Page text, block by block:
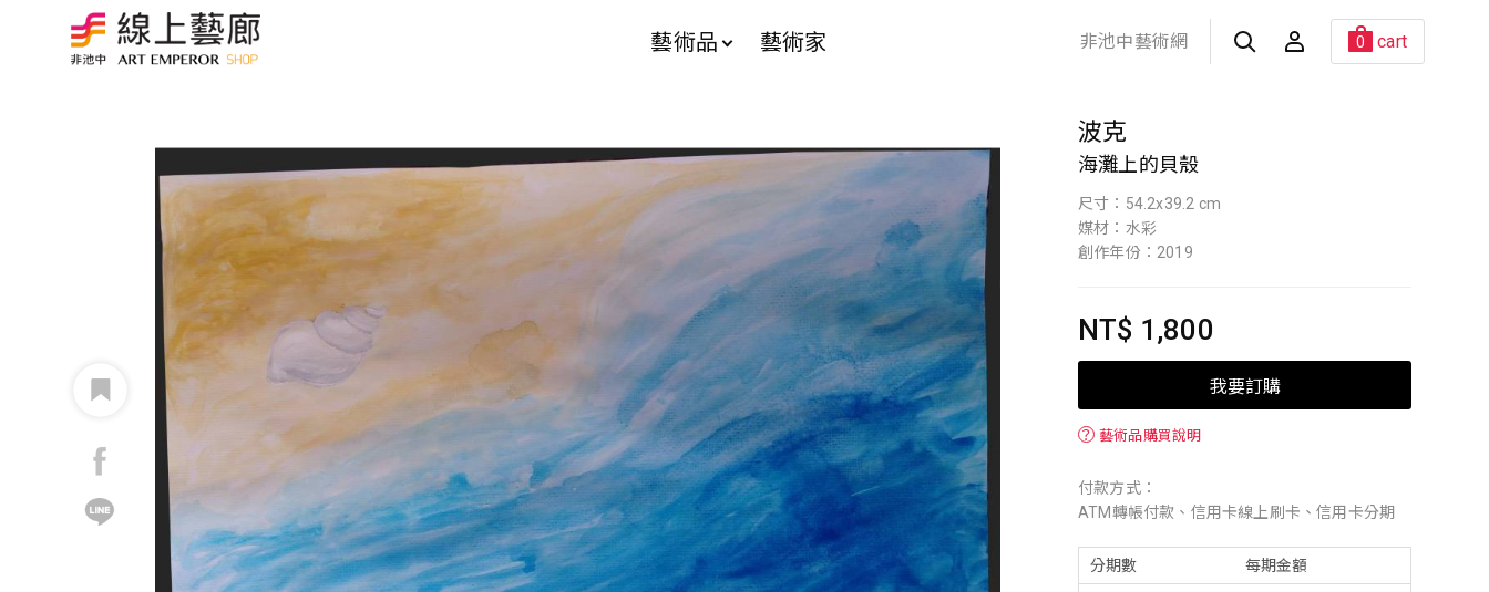
藝術品 藝術家 非池中藝術網 0 cart
波克
海灘上的貝殼
尺寸：54.2x39.2 cm
媒材：水彩
創作年份：2019
NT$ 1,800
我要訂購
？ 藝術品購買說明
付款方式：
ATM轉帳付款、信用卡線上刷卡、信用卡分期
分期數 每期金額